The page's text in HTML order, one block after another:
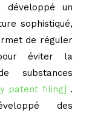
développé un
sophistiqué,
de réguler
éviter la
substances
patent filing] .
des